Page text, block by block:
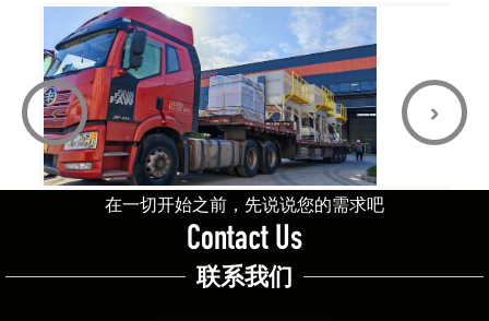
‹ ›
在一切开始之前，先说说您的需求吧
Contact Us
联系我们